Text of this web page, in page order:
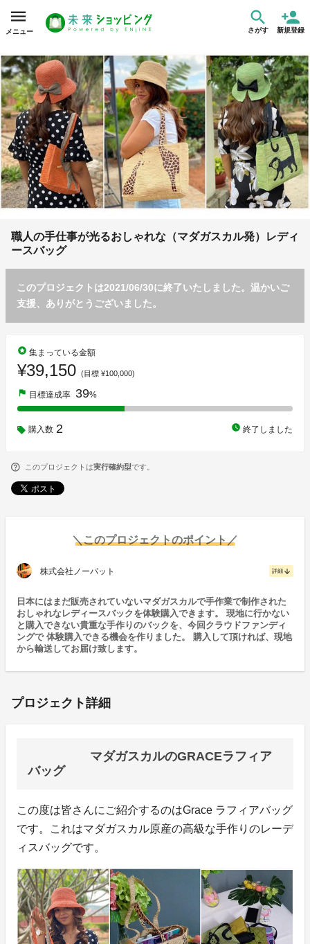
メニュー さがす 新規登録
職人の手仕事が光るおしゃれな（マダガスカル発）レディ
ースバッグ
このプロジェクトは2021/06/30に終了いたしました。温かいご
支援、ありがとうございました。
stars 集まっている金額
¥39,150 (目標 ¥100,000)
flag 目標達成率 39%
購入数 2 watch_later 終了しました
このプロジェクトは実行確約型です。
＼このプロジェクトのポイント／
株式会社ノーパット 詳細 arrow_downward
日本にはまだ販売されていないマダガスカルで手作業で制作された
おしゃれなレディースバックを体験購入できます。 現地に行かない
と購入できない貴重な手作りのバックを、今回クラウドファンディ
ングで 体験購入できる機会を作りました。 購入して頂ければ、現地
から輸送してお届け致します。
プロジェクト詳細
マダガスカルのGRACEラフィア
バッグ
この度は皆さんにご紹介するのはGrace ラフィアバッグ
です。これはマダガスカル原産の高級な手作りのレーデ
ィスバッグです。